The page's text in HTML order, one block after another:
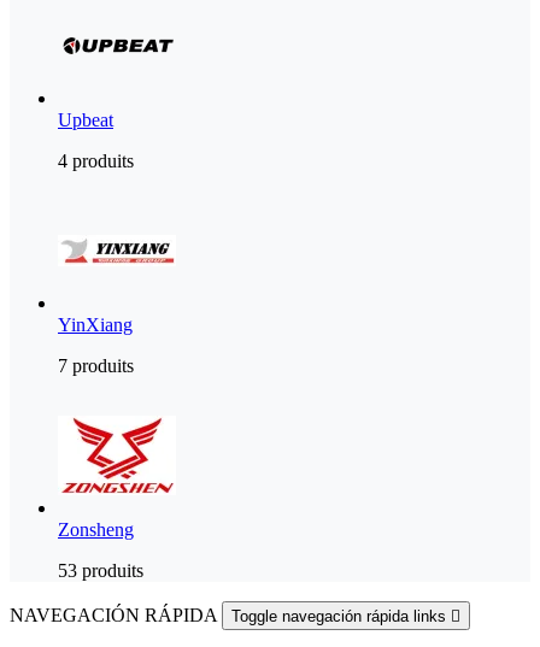
Upbeat
4 produits
YinXiang
7 produits
Zonsheng
53 produits
NAVEGACIÓN RÁPIDA Toggle navegación rápida links 